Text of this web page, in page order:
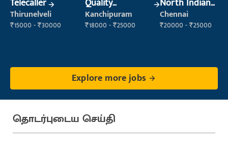
Telecaller
Thirunelveli
₹15000 - ₹30000
Quality
Inspector
Kanchipuram
₹18000 - ₹25000
North Indian
Cook
Chennai
₹20000 - ₹25000
Explore more jobs
தொடர்புடைய செய்தி